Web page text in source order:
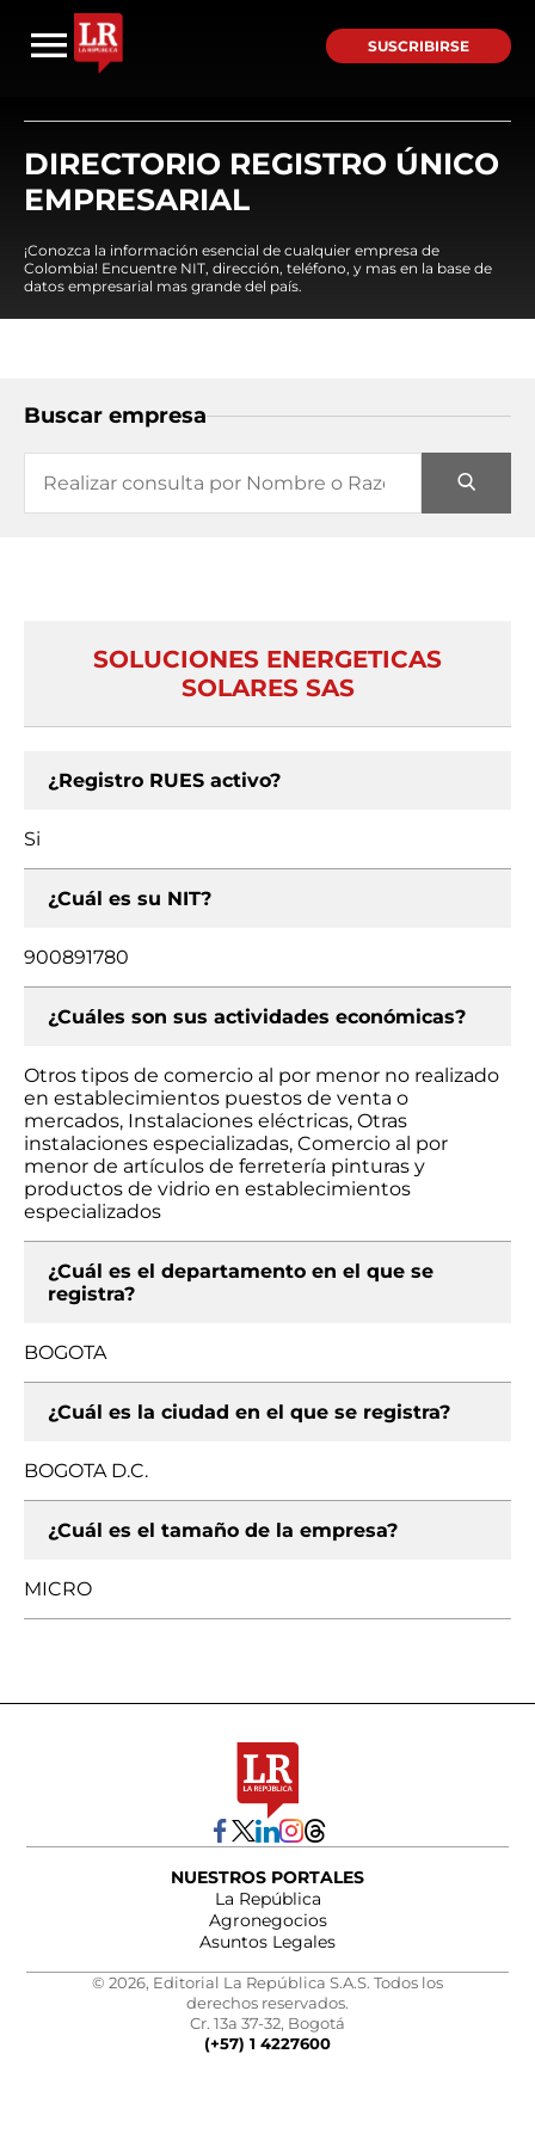
SUSCRIBIRSE
DIRECTORIO REGISTRO ÚNICO
EMPRESARIAL
¡Conozca la información esencial de cualquier empresa de
Colombia! Encuentre NIT, dirección, teléfono, y mas en la base de
datos empresarial mas grande del país.
Buscar empresa
SOLUCIONES ENERGETICAS
SOLARES SAS
¿Registro RUES activo?
Si
¿Cuál es su NIT?
900891780
¿Cuáles son sus actividades económicas?
Otros tipos de comercio al por menor no realizado
en establecimientos puestos de venta o
mercados, Instalaciones eléctricas, Otras
instalaciones especializadas, Comercio al por
menor de artículos de ferretería pinturas y
productos de vidrio en establecimientos
especializados
¿Cuál es el departamento en el que se
registra?
BOGOTA
¿Cuál es la ciudad en el que se registra?
BOGOTA D.C.
¿Cuál es el tamaño de la empresa?
MICRO
NUESTROS PORTALES
La República
Agronegocios
Asuntos Legales
© 2026, Editorial La República S.A.S. Todos los
derechos reservados.
Cr. 13a 37-32, Bogotá
(+57) 1 4227600